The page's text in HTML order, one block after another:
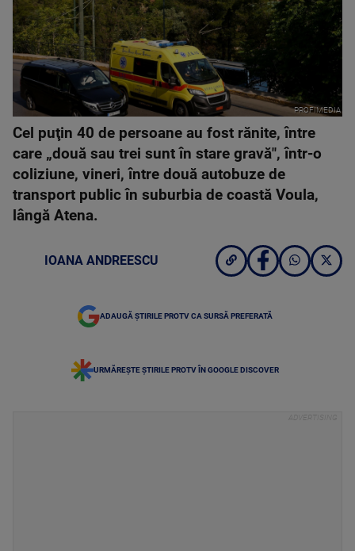
PROFIMEDIA
Cel puţin 40 de persoane au fost rănite, între
care „două sau trei sunt în stare gravă", într-o
coliziune, vineri, între două autobuze de
transport public în suburbia de coastă Voula,
lângă Atena.
IOANA ANDREESCU
ADAUGĂ ȘTIRILE PROTV CA SURSĂ PREFERATĂ
URMĂREȘTE ȘTIRILE PROTV ÎN GOOGLE DISCOVER